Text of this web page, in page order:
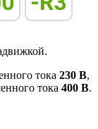
тока 230 В,
тока 400 В.